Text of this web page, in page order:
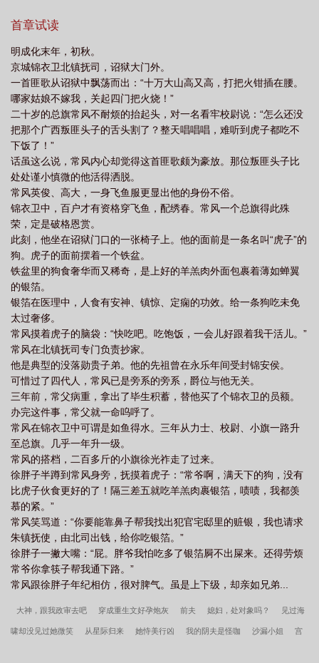
衣卫负责抄家的日子txt
穷尽一生追求的，只有八个字——邪不压正，天下太平。
首章试读
明成化末年，初秋。
京城锦衣卫北镇抚司，诏狱大门外。
一首匪歌从诏狱中飘荡而出：“十万大山高又高，打把火钳插在腰。
哪家姑娘不嫁我，关起四门把火烧！”
二十岁的总旗常风不耐烦的抬起头，对一名看牢校尉说：“怎么还没
把那个广西叛匪头子的舌头割了？整天唱唱唱，难听到虎子都吃不
下饭了！”
话虽这么说，常风内心却觉得这首匪歌颇为豪放。那位叛匪头子比
处处谨小慎微的他活得洒脱。
常风英俊、高大，一身飞鱼服更显出他的身份不俗。
锦衣卫中，百户才有资格穿飞鱼，配绣春。常风一个总旗得此殊
荣，定是破格恩赏。
此刻，他坐在诏狱门口的一张椅子上。他的面前是一条名叫“虎子”的
狗。虎子的面前摆着一个铁盆。
铁盆里的狗食奢华而又稀奇，是上好的羊羔肉外面包裹着薄如蝉翼
的银箔。
银箔在医理中，人食有安神、镇惊、定痫的功效。给一条狗吃未免
太过奢侈。
常风摸着虎子的脑袋：“快吃吧。吃饱饭，一会儿好跟着我干活儿。”
常风在北镇抚司专门负责抄家。
他是典型的没落勋贵子弟。他的先祖曾在永乐年间受封锦安侯。
可惜过了四代人，常风已是旁系的旁系，爵位与他无关。
三年前，常父病重，拿出了毕生积蓄，替他买了个锦衣卫的员额。
办完这件事，常父就一命呜呼了。
常风在锦衣卫中可谓是如鱼得水。三年从力士、校尉、小旗一路升
至总旗。几乎一年升一级。
常风的搭档，二百多斤的小旗徐光祚走了过来。
徐胖子半蹲到常风身旁，抚摸着虎子：“常爷啊，满天下的狗，没有
比虎子伙食更好的了！隔三差五就吃羊羔肉裹银箔，啧啧，我都羡
慕的紧。”
常风笑骂道：“你要能靠鼻子帮我找出犯官宅邸里的赃银，我也请求
朱镇抚使，由北司出钱，给你吃银箔。”
徐胖子一撇大嘴：“屁。胖爷我怕吃多了银箔屙不出屎来。还得劳烦
常爷你拿筷子帮我通下路。”
常风跟徐胖子年纪相仿，很对脾气。虽是上下级，却亲如兄弟...
大神，跟我政审去吧 穿成重生文好孕炮灰 前夫 媳妇，处对象吗？ 见过海
啸却没见过她微笑 从星际归来 她恃美行凶 我的阴夫是怪咖 沙漏小姐 宫